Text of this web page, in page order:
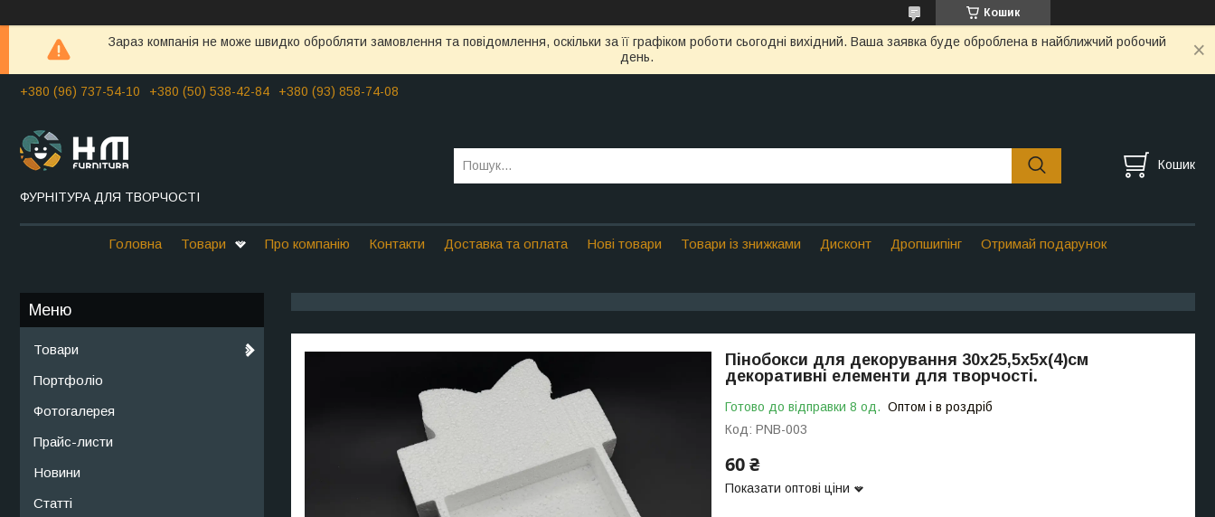
Кошик
Зараз компанія не може швидко обробляти замовлення та повідомлення, оскільки за її графіком роботи сьогодні вихідний. Ваша заявка буде оброблена в найближчий робочий
день.
+380 (96) 737-54-10 +380 (50) 538-42-84 +380 (93) 858-74-08
ФУРНІТУРА ДЛЯ ТВОРЧОСТІ
Кошик
Головна Товари Про компанію Контакти Доставка та оплата Нові товари Товари із знижками Дисконт Дропшипінг Отримай подарунок
Пінобокси для декорування 30х25,5х5х(4)см
декоративні елементи для творчості.
Готово до відправки 8 од. Оптом і в роздріб
Код: PNB-003
60 ₴
Показати оптові ціни
Товари
Портфоліо
Фотогалерея
Прайс-листи
Новини
Статті